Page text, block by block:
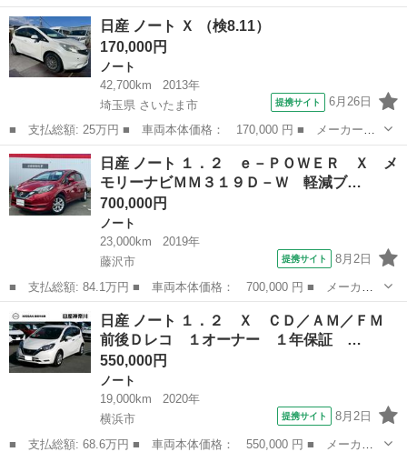
ー名： 日産 ■ 車種名： ノート ■ グレード名： １．２ Ｘ
メモリーナビ（ＮＭ１）・ＴＶ・Ｂｌｕｅｔｏｏｔｈ・アラウ 全周
カメラ ...
神奈川 横浜市 ノート
日産 ノート Ｘ （検8.11）
170,000円
ノート
42,700km
2013年
埼玉県 さいたま市
提携サイト 6月26日
■ 支払総額: 25万円 ■ 車両本体価格： 170,000 円 ■ メーカー
名： 日産 ■ 車種名： ノート ■ グレード名： Ｘ ■ 排気
量： 1200cc ■ ドア枚数： 5D ■ ミッション： AT ■ 店舗PR
文...
埼玉 さいたま市 ノート
日産 ノート １．２ ｅ－ＰＯＷＥＲ Ｘ メ
モリーナビＭＭ３１９Ｄ－Ｗ 軽減ブ…
700,000円
ノート
23,000km
2019年
藤沢市
提携サイト 8月2日
■ 支払総額: 84.1万円 ■ 車両本体価格： 700,000 円 ■ メーカー
名： 日産 ■ 車種名： ノート ■ グレード名： １．２ ｅ－Ｐ
ＯＷＥＲ Ｘ メモリーナビＭＭ３１９Ｄ－Ｗ 軽減ブレーキ 整備
記録簿 バッ...
神奈川 藤沢市 ノート
日産 ノート １．２ Ｘ ＣＤ／ＡＭ／ＦＭ
前後Ｄレコ １オーナー １年保証 …
550,000円
ノート
19,000km
2020年
横浜市
提携サイト 8月2日
■ 支払総額: 68.6万円 ■ 車両本体価格： 550,000 円 ■ メーカー